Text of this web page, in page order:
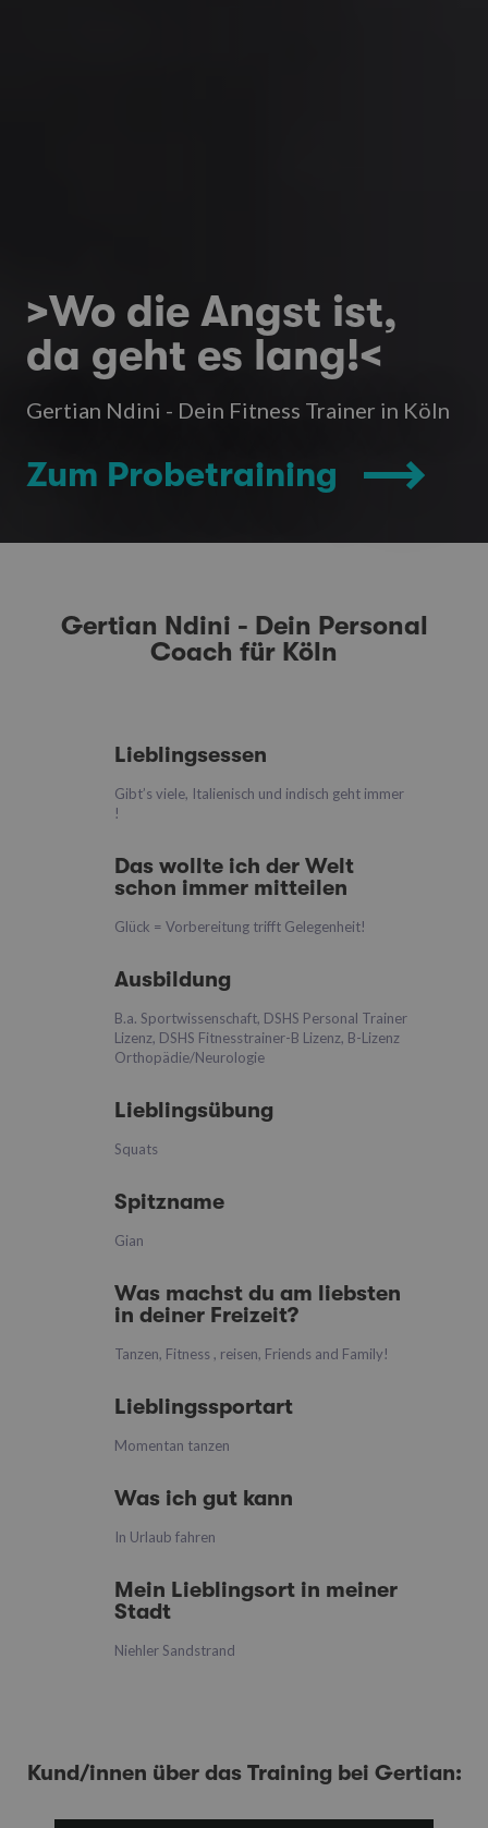
>Wo die Angst ist,
da geht es lang!<
Gertian Ndini - Dein Fitness Trainer in Köln
Zum Probetraining
Gertian Ndini - Dein Personal
Coach für Köln
Lieblingsessen
Gibt’s viele, Italienisch und indisch geht immer
!
Das wollte ich der Welt
schon immer mitteilen
Glück = Vorbereitung trifft Gelegenheit!
Ausbildung
B.a. Sportwissenschaft, DSHS Personal Trainer
Lizenz, DSHS Fitnesstrainer-B Lizenz, B-Lizenz
Orthopädie/Neurologie
Lieblingsübung
Squats
Spitzname
Gian
Was machst du am liebsten
in deiner Freizeit?
Tanzen, Fitness , reisen, Friends and Family!
Lieblingssportart
Momentan tanzen
Was ich gut kann
In Urlaub fahren
Mein Lieblingsort in meiner
Stadt
Niehler Sandstrand
Kund/innen über das Training bei Gertian: